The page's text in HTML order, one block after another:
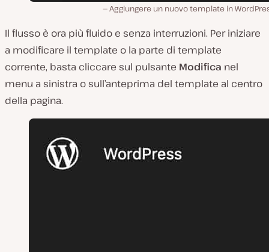
Aggiungere un nuovo template in
Il flusso è ora più fluido e senza interruzioni. Per iniziare
a modificare il template o la parte di template
corrente, basta cliccare sul pulsante Modifica nel
menu a sinistra o sull’anteprima del template al centro
della pagina.